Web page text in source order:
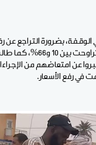
بضرورة التراجع عن
والغاز المنزلي بنسب
عن امتعاضهم من
في رفع الأسعار.